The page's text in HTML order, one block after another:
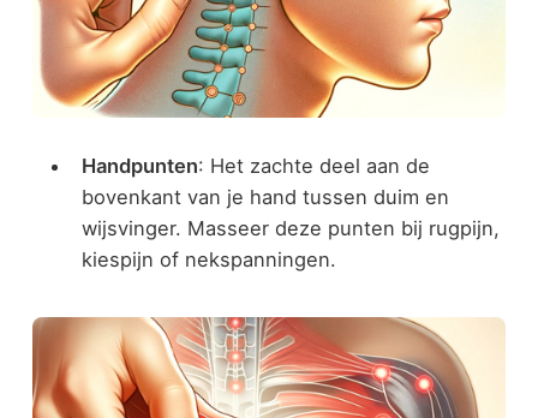
Handpunten: Het zachte deel aan de
bovenkant van je hand tussen duim en
wijsvinger. Masseer deze punten bij rugpijn,
kiespijn of nekspanningen.